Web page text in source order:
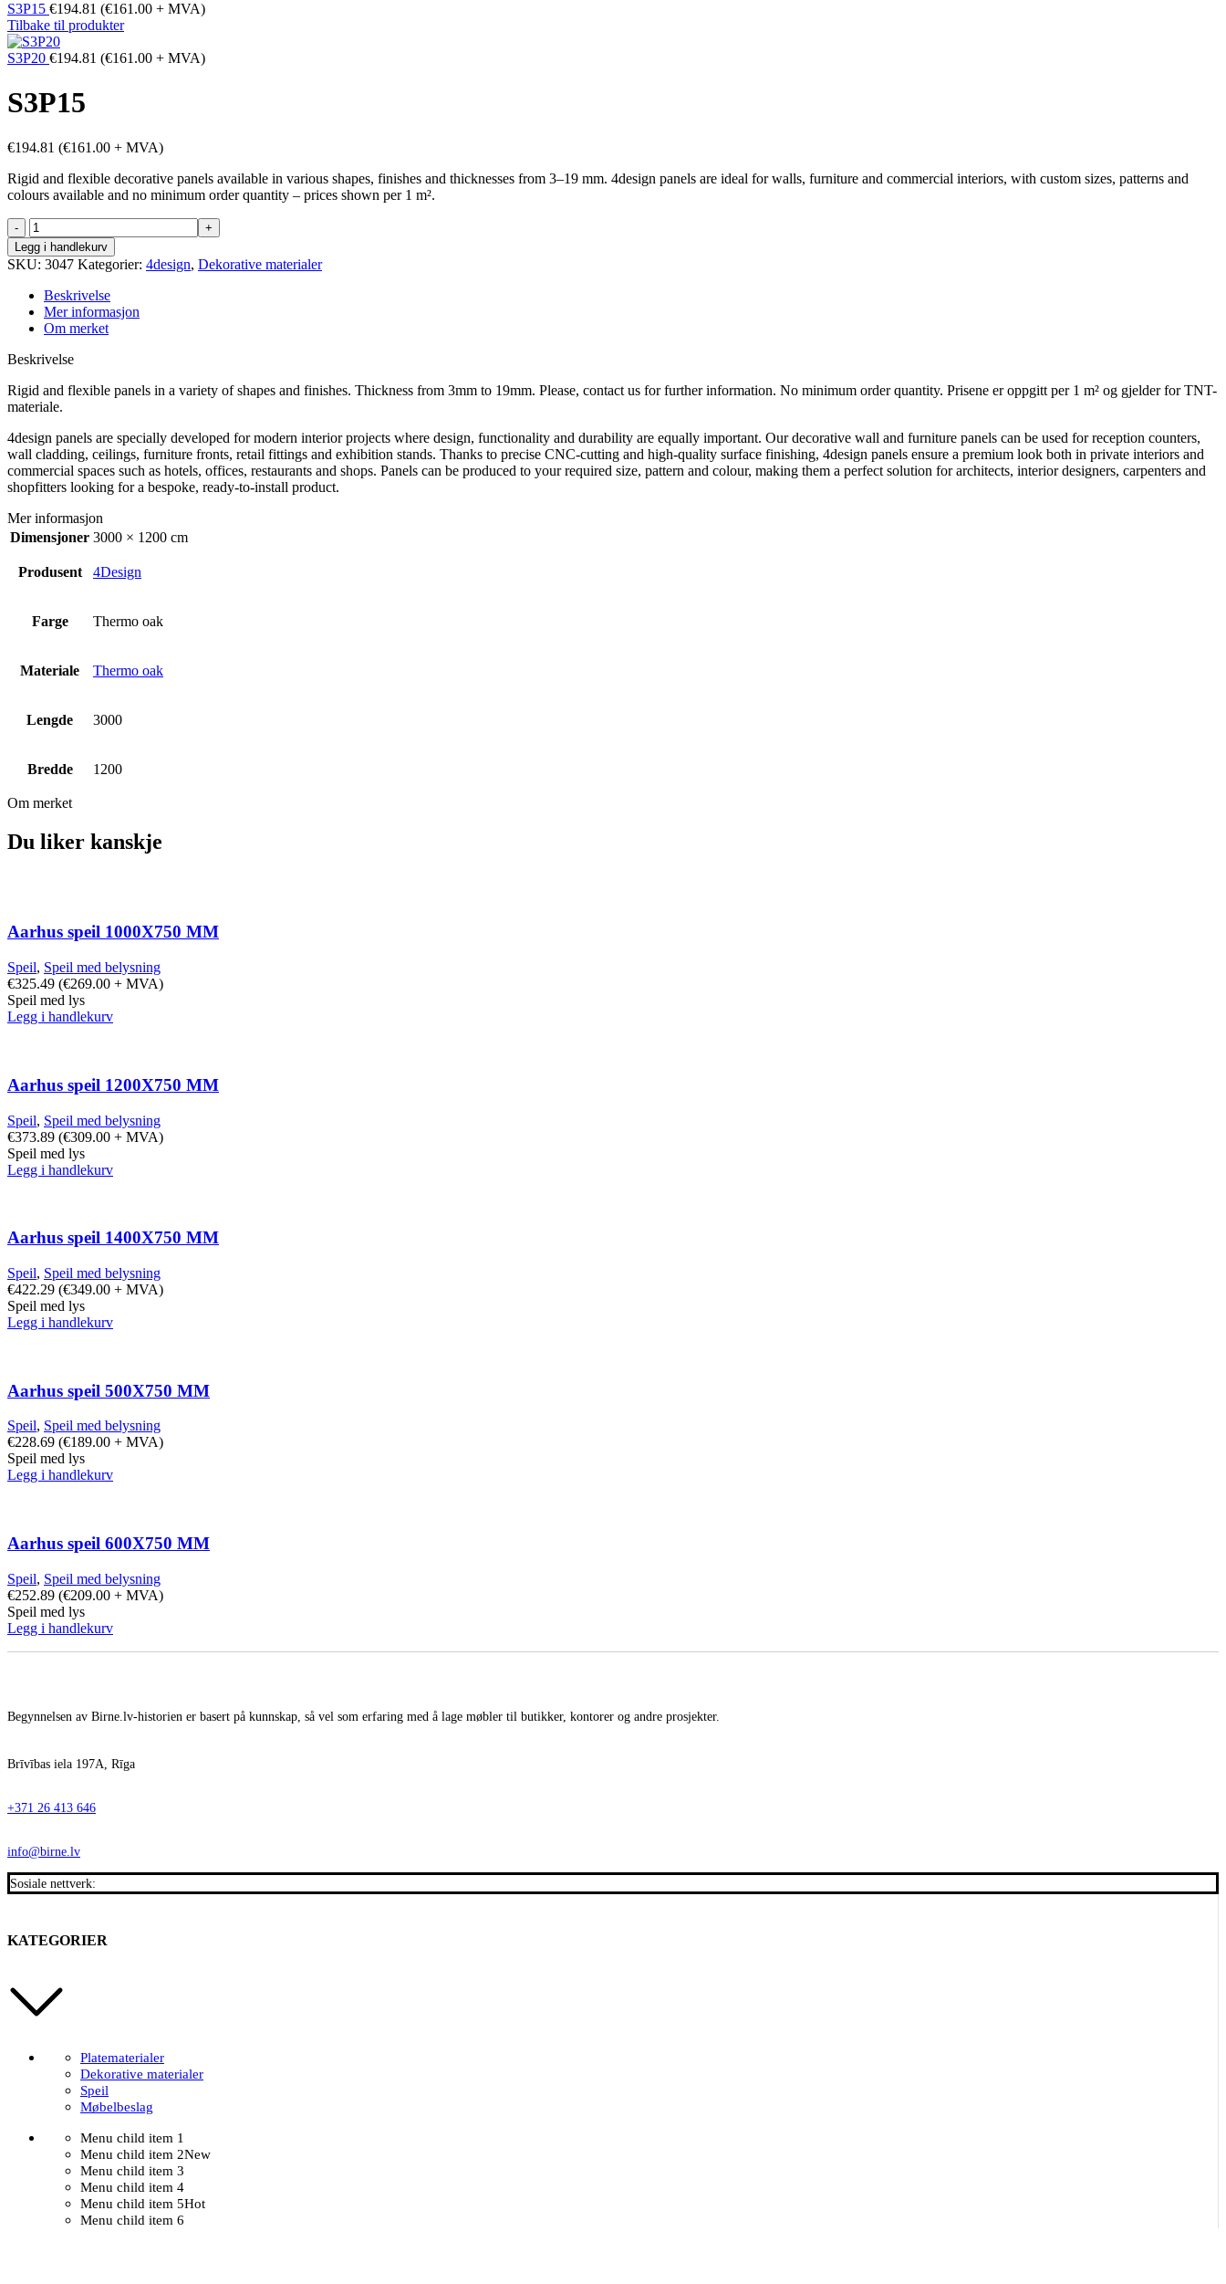
S3P15 €194.81 (€161.00 + MVA)
Tilbake til produkter
S3P20 €194.81 (€161.00 + MVA)
S3P15
€194.81 (€161.00 + MVA)
Rigid and flexible decorative panels available in various shapes, finishes and thicknesses from 3–19 mm. 4design panels are ideal for walls, furniture and commercial interiors, with custom sizes, patterns and
colours available and no minimum order quantity – prices shown per 1 m².
S3P15
antall
Legg i handlekurv
SKU: 3047 Kategorier: 4design, Dekorative materialer
Beskrivelse
Mer informasjon
Om merket
Beskrivelse
Rigid and flexible panels in a variety of shapes and finishes. Thickness from 3mm to 19mm. Please, contact us for further information. No minimum order quantity. Prisene er oppgitt per 1 m² og gjelder for TNT-
materiale.
4design panels are specially developed for modern interior projects where design, functionality and durability are equally important. Our decorative wall and furniture panels can be used for reception counters,
wall cladding, ceilings, furniture fronts, retail fittings and exhibition stands. Thanks to precise CNC-cutting and high-quality surface finishing, 4design panels ensure a premium look both in private interiors and
commercial spaces such as hotels, offices, restaurants and shops. Panels can be produced to your required size, pattern and colour, making them a perfect solution for architects, interior designers, carpenters and
shopfitters looking for a bespoke, ready-to-install product.
Mer informasjon
Dimensjoner 3000 × 1200 cm
Produsent 4Design
Farge Thermo oak
Materiale Thermo oak
Lengde 3000
Bredde 1200
Om merket
Du liker kanskje
Aarhus speil 1000X750 MM
Speil, Speil med belysning
€325.49 (€269.00 + MVA)
Speil med lys
Legg i handlekurv
Aarhus speil 1200X750 MM
Speil, Speil med belysning
€373.89 (€309.00 + MVA)
Speil med lys
Legg i handlekurv
Aarhus speil 1400X750 MM
Speil, Speil med belysning
€422.29 (€349.00 + MVA)
Speil med lys
Legg i handlekurv
Aarhus speil 500X750 MM
Speil, Speil med belysning
€228.69 (€189.00 + MVA)
Speil med lys
Legg i handlekurv
Aarhus speil 600X750 MM
Speil, Speil med belysning
€252.89 (€209.00 + MVA)
Speil med lys
Legg i handlekurv
Begynnelsen av Birne.lv-historien er basert på kunnskap, så vel som erfaring med å lage møbler til butikker, kontorer og andre prosjekter.
Brīvības iela 197A, Rīga
+371 26 413 646
info@birne.lv
Sosiale nettverk:
KATEGORIER
Platematerialer
Dekorative materialer
Speil
Møbelbeslag
Menu child item 1
Menu child item 2New
Menu child item 3
Menu child item 4
Menu child item 5Hot
Menu child item 6